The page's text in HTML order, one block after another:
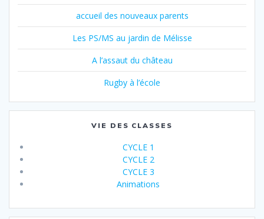
accueil des nouveaux parents
Les PS/MS au jardin de Mélisse
A l’assaut du château
Rugby à l’école
VIE DES CLASSES
CYCLE 1
CYCLE 2
CYCLE 3
Animations